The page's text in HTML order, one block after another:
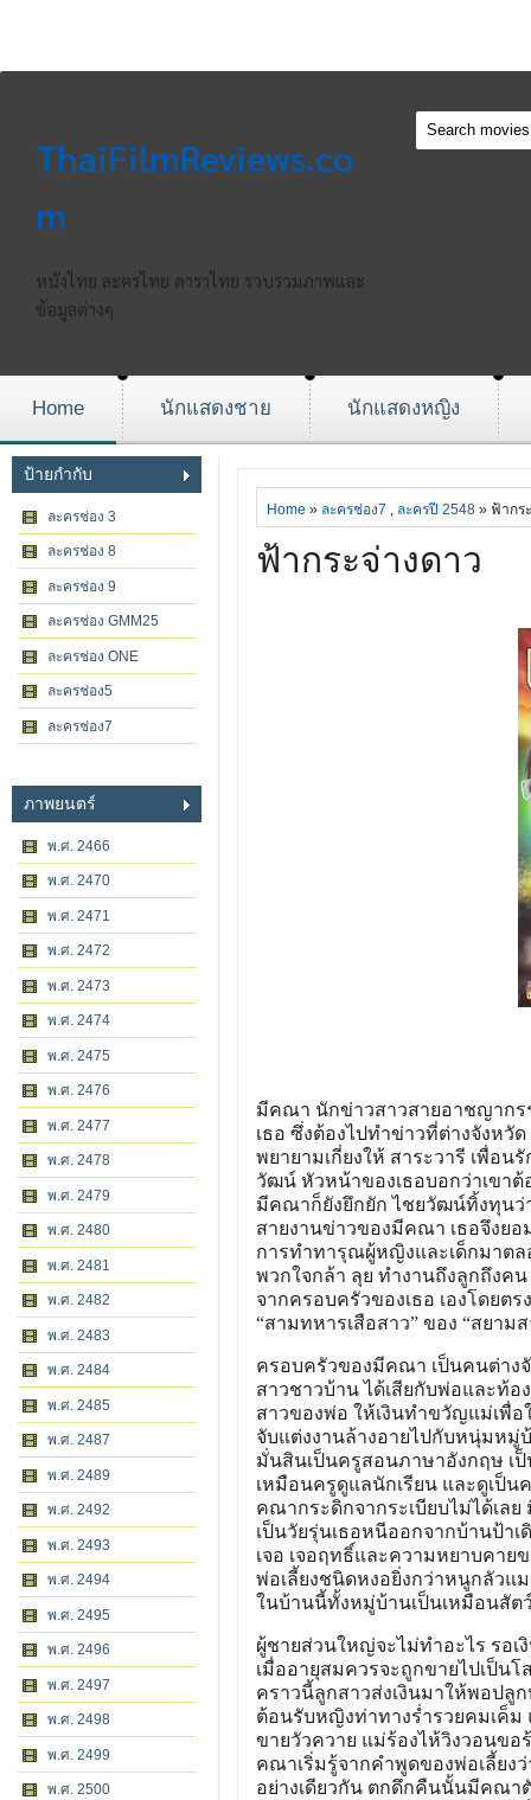
ThaiFilmReviews.co
m
หนังไทย ละครไทย ดาราไทย รวบรวมภาพและ
ข้อมูลต่างๆ
Home นักแสดงชาย นักแสดงหญิง
ป้ายกำกับ
ละครช่อง 3
ละครช่อง 8
ละครช่อง 9
ละครช่อง GMM25
ละครช่อง ONE
ละครช่อง5
ละครช่อง7
ภาพยนตร์
พ.ศ. 2466
พ.ศ. 2470
พ.ศ. 2471
พ.ศ. 2472
พ.ศ. 2473
พ.ศ. 2474
พ.ศ. 2475
พ.ศ. 2476
พ.ศ. 2477
พ.ศ. 2478
พ.ศ. 2479
พ.ศ. 2480
พ.ศ. 2481
พ.ศ. 2482
พ.ศ. 2483
พ.ศ. 2484
พ.ศ. 2485
พ.ศ. 2487
พ.ศ. 2489
พ.ศ. 2492
พ.ศ. 2493
พ.ศ. 2494
พ.ศ. 2495
พ.ศ. 2496
พ.ศ. 2497
พ.ศ. 2498
พ.ศ. 2499
พ.ศ. 2500
Home » ละครช่อง7 , ละครปี 2548 » ฟ้ากร
ฟ้ากระจ่างดาว
มีคณา นักข่าวสาวสายอาชญากร
เธอ ซึ่งต้องไปทำข่าวที่ต่างจังหวั
พยายามเกี่ยงให้ สาระวารี เพื่อ
วัฒน์ หัวหน้าของเธอบอกว่าเขาต้
มีคณาก็ยังยึกยัก ไชยวัฒน์ทิ้งทุนว่
สายงานข่าวของมีคณา เธอจึงย
การทำทารุณผู้หญิงและเด็กมาตล
พวกใจกล้า ลุย ทำงานถึงลูกถึงค
จากครอบครัวของเธอ เองโดยต
“สามทหารเสือสาว” ของ “สยา
ครอบครัวของมีคณา เป็นคนต่าง
สาวชาวบ้าน ได้เสียกับพ่อและท้
สาวของพ่อ ให้เงินทำขวัญแม่เพื่อ
จับแต่งงานล้างอายไปกับหนุ่มห
มั่นสินเป็นครูสอนภาษาอังกฤษ เป็
เหมือนครูดูแลนักเรียน และดูเป็
คณากระดิกจากระเบียบไม่ได้เ
เป็นวัยรุ่นเธอหนีออกจากบ้านป้
เจอ เจอฤทธิ์และความหยาบคา
พ่อเลี้ยงชนิดหงอยิ่งกว่าหนูกลัวแ
ในบ้านนี้ทั้งหมู่บ้านเป็นเหมือนสัต
ผู้ชายส่วนใหญ่จะไม่ทำอะไร ร
เมื่ออายุสมควรจะถูกขายไปเป็น
คราวนี้ลูกสาวส่งเงินมาให้พอป
ต้อนรับหญิงท่าทางร่ำรวยคมเค็
ขายวัวควาย แม่ร้องไห้วิงวอนข
คณาเริ่มรู้จากคำพูดของพ่อเลี้ยง
อย่างเดียวกัน ตกดึกคืนนั้นมีคณา